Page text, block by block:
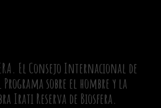
El Consejo Internacional de
sobre el hombre y la
Irati Reserva de Biosfera.